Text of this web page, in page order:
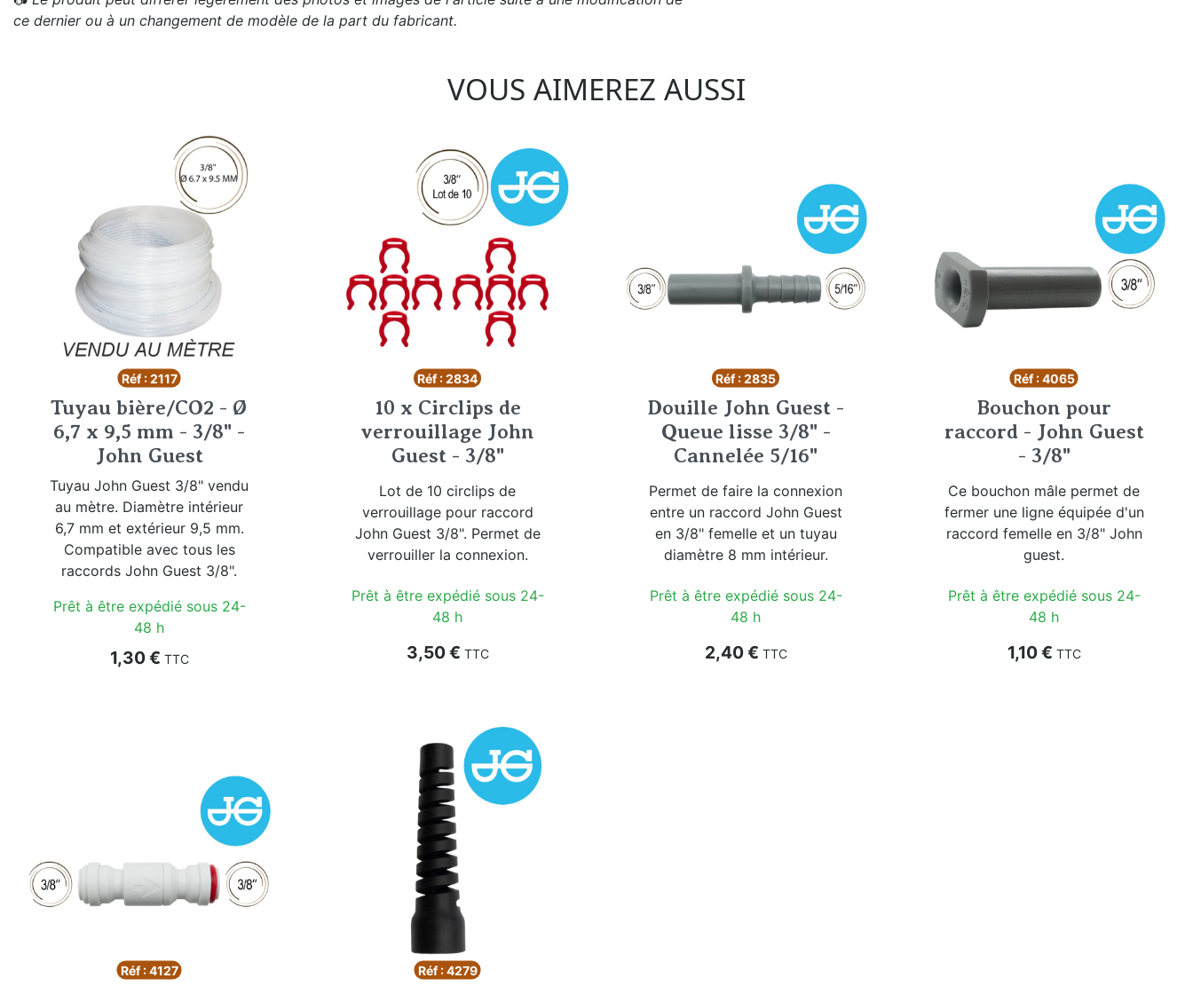
ce dernier ou à un changement de modèle de la part du fabricant.
VOUS AIMEREZ AUSSI
Réf : 2117
Tuyau bière/CO2 - Ø
6,7 x 9,5 mm - 3/8" -
John Guest
Tuyau John Guest 3/8" vendu
au mètre. Diamètre intérieur
6,7 mm et extérieur 9,5 mm.
Compatible avec tous les
raccords John Guest 3/8".
Prêt à être expédié sous 24-
48 h
Prix
1,30 € TTC
Réf : 2834
10 x Circlips de
verrouillage John
Guest - 3/8"
Lot de 10 circlips de
verrouillage pour raccord
John Guest 3/8". Permet de
verrouiller la connexion.
Prêt à être expédié sous 24-
48 h
Prix
3,50 € TTC
Réf : 2835
Douille John Guest -
Queue lisse 3/8" -
Cannelée 5/16"
Permet de faire la connexion
entre un raccord John Guest
en 3/8" femelle et un tuyau
diamètre 8 mm intérieur.
Prêt à être expédié sous 24-
48 h
Prix
2,40 € TTC
Réf : 4065
Bouchon pour
raccord - John Guest
- 3/8"
Ce bouchon mâle permet de
fermer une ligne équipée d'un
raccord femelle en 3/8" John
guest.
Prêt à être expédié sous 24-
48 h
Prix
1,10 € TTC
Réf : 4127 Réf : 4279